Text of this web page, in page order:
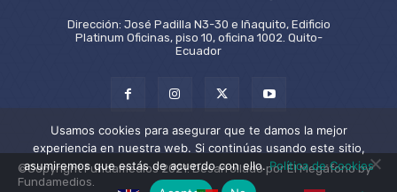
Dirección: José Padilla N3-30 e Iñaquito, Edificio
Platinum Oficinas, piso 10, oficina 1002. Quito-
Ecuador
©Copyright Fundamedios 2021. Desarrollado por El Megáfono by
Fundamedios.
Usamos cookies para asegurar que te damos la mejor
experiencia en nuestra web. Si continúas usando este sitio,
asumiremos que estás de acuerdo con ello.Política de Cookies